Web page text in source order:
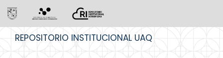
REPOSITORIO INSTITUCIONAL UAQ